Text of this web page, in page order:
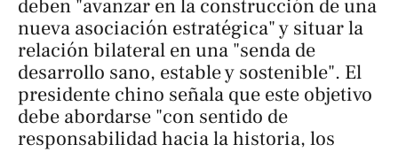
deben "avanzar en la construcción de una
nueva asociación estratégica" y situar la
relación bilateral en una "senda de
desarrollo sano, estable y sostenible". El
presidente chino señala que este objetivo
debe abordarse "con sentido de
responsabilidad hacia la historia, los